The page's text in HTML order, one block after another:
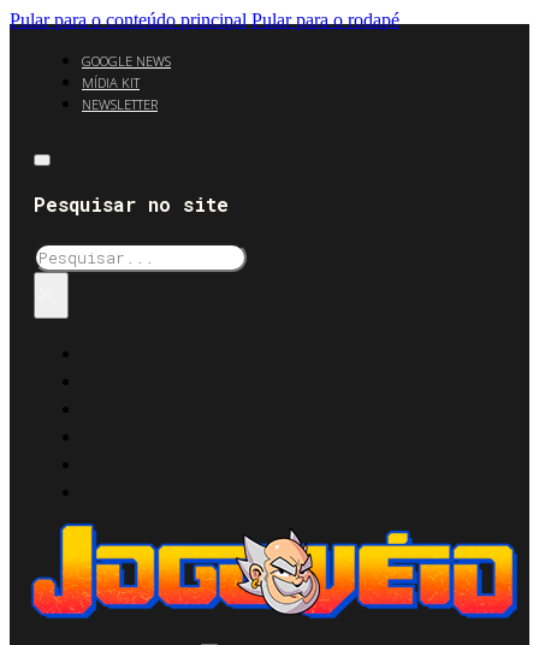
Pular para o conteúdo principal Pular para o rodapé
GOOGLE NEWS
MÍDIA KIT
NEWSLETTER
Pesquisar no site
Pesquisar